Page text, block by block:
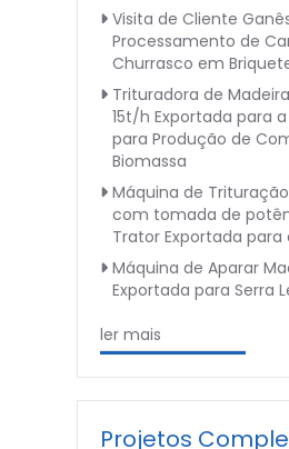
Visita de Cliente
Processamento de
Churrasco em
Trituradora de
15t/h Exportada para
para Produção de
Biomassa
Máquina de
com tomada de
Trator Exportada para
Máquina de Aparar
Exportada para Serra
ler mais
Projetos